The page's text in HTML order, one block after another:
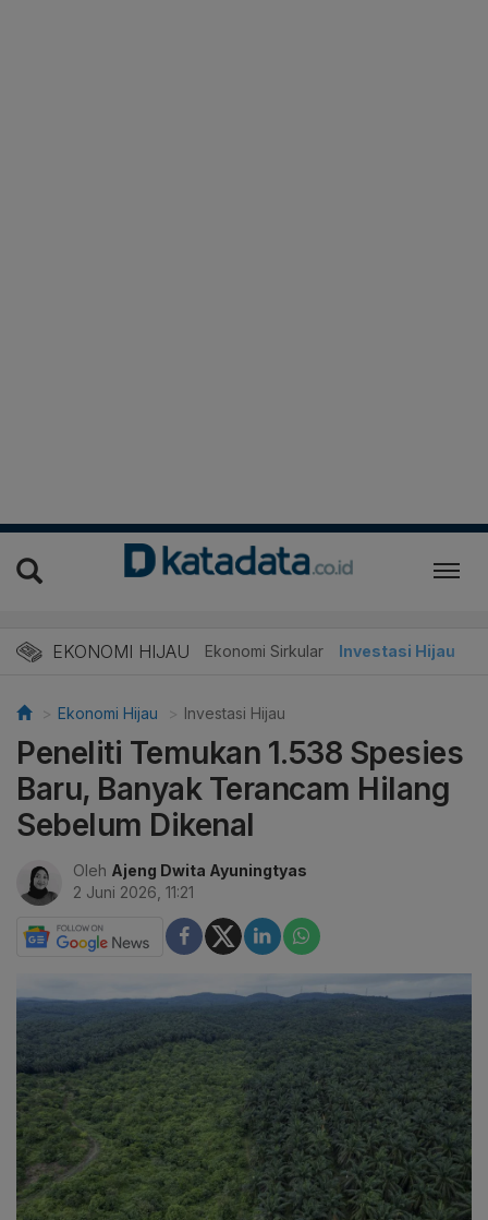
EKONOMI HIJAU
Energi Baru Ekonomi Sirkular Investasi Hijau
Ekonomi Hijau Investasi Hijau
Peneliti Temukan 1.538 Spesies
Baru, Banyak Terancam Hilang
Sebelum Dikenal
Oleh Ajeng Dwita Ayuningtyas
2 Juni 2026, 11:21